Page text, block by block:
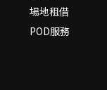
場地租借
POD服務